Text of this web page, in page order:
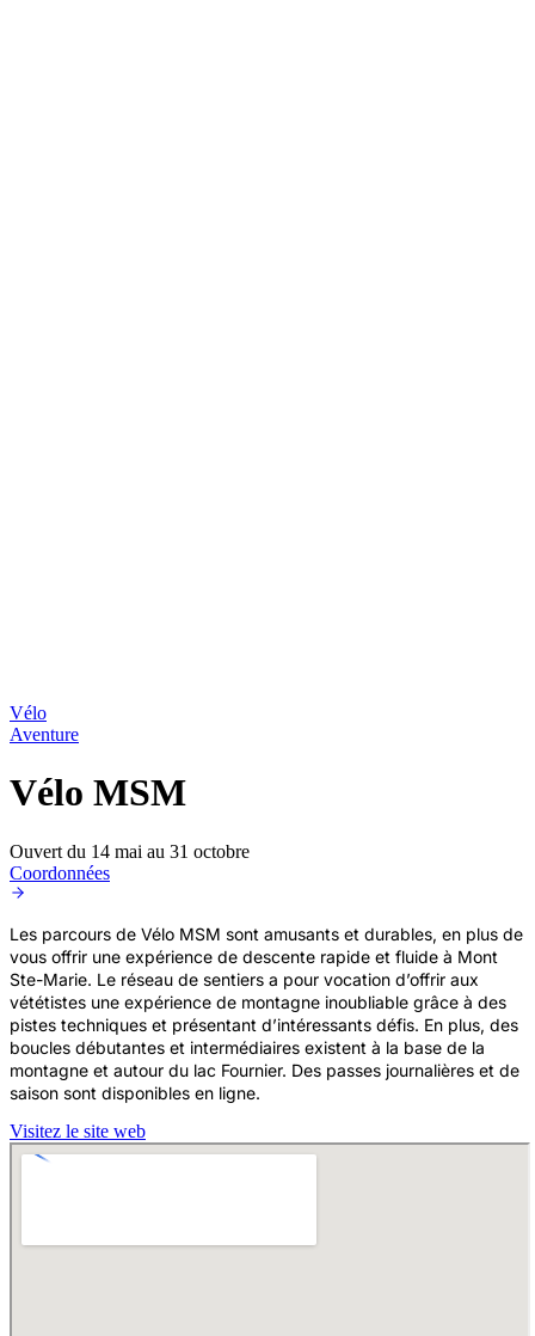
Vélo
Aventure
Vélo MSM
Ouvert du 14 mai au 31 octobre
Coordonnées
Les parcours de Vélo MSM sont amusants et durables, en plus de
vous offrir une expérience de descente rapide et fluide à Mont
Ste-Marie. Le réseau de sentiers a pour vocation d’offrir aux
vététistes une expérience de montagne inoubliable grâce à des
pistes techniques et présentant d’intéressants défis. En plus, des
boucles débutantes et intermédiaires existent à la base de la
montagne et autour du lac Fournier. Des passes journalières et de
saison sont disponibles en ligne.
Visitez le site web